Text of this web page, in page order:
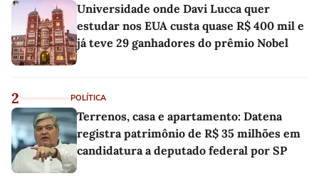
Universidade onde Davi Lucca quer
estudar nos EUA custa quase R$ 400 mil e
já teve 29 ganhadores do prêmio Nobel
2 POLÍTICA
Terrenos, casa e apartamento: Datena
registra patrimônio de R$ 35 milhões em
candidatura a deputado federal por SP